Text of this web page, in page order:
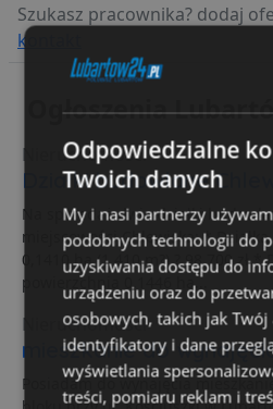
Szukasz pracownika? dodaj
kontakt
Ogłoszenia
Nieruchomości
Działki budowlane
Na sprzedaż dwie działki
miejscowości Chlewiska: * Działka
0,1410 ha (1 410 m?) ? 98 700 zł *
powierzchnia 0,1446 ha...
Nieruchomości
mieszkanie do
Posiadam do wynajęcia
Odpowiedzialne
Twoich danych
My i nasi partnerzy
podobnych technologii do
uzyskiwania dostępu do
urządzeniu oraz do
osobowych, takich jak Twój
identyfikatory i dane
wyświetlania
treści, pomiaru reklam i